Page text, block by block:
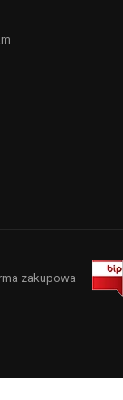
zakupowa